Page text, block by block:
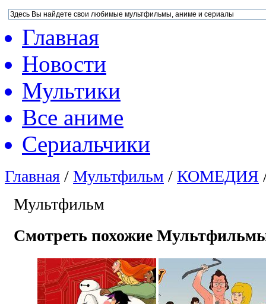
Главная
Новости
Мультики
Все аниме
Сериальчики
Главная / Мультфильм / КОМЕДИЯ
Мультфильм
Смотреть похожие